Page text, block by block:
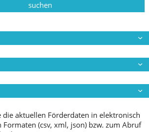
suchen
Wiener Prater
Rückkehr der Biber
Wien
die aktuellen Förderdaten in elektronisch
(csv, xml, json) bzw. zum Abruf